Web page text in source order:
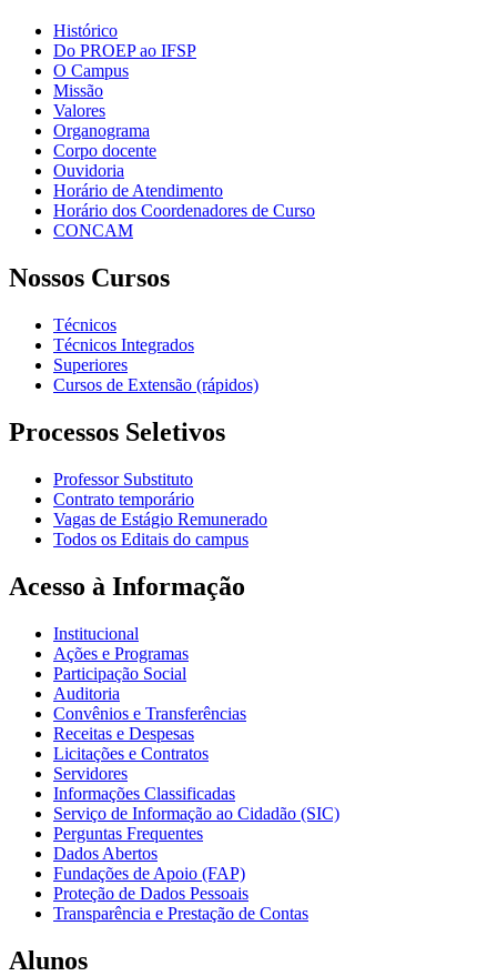
Histórico
Do PROEP ao IFSP
O Campus
Missão
Valores
Organograma
Corpo docente
Ouvidoria
Horário de Atendimento
Horário dos Coordenadores de Curso
CONCAM
Nossos Cursos
Técnicos
Técnicos Integrados
Superiores
Cursos de Extensão (rápidos)
Processos Seletivos
Professor Substituto
Contrato temporário
Vagas de Estágio Remunerado
Todos os Editais do campus
Acesso à Informação
Institucional
Ações e Programas
Participação Social
Auditoria
Convênios e Transferências
Receitas e Despesas
Licitações e Contratos
Servidores
Informações Classificadas
Serviço de Informação ao Cidadão (SIC)
Perguntas Frequentes
Dados Abertos
Fundações de Apoio (FAP)
Proteção de Dados Pessoais
Transparência e Prestação de Contas
Alunos